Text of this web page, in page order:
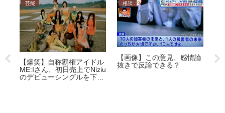
芸能
【爆笑】自称覇権アイドル
ME:Iさん、初日売上でNiziu
のデビューシングルを下回
相談
【画像】この意見、感情論
抜きで反論できる？
「